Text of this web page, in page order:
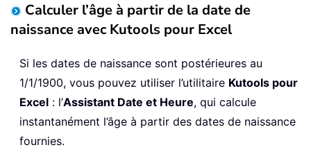
On Error Resume
Next
    I
= InStr(1, DateStr,
    D
= CLng(Mid(DateStr, I + 1
    Y
= CLng(Right (DateStr, Len(
If M < 1 Or M > 12 Or D <
        GetDate
=
False
Calculer l’âge à partir de la date de
naissance avec Kutools pour Excel
Si les dates de naissance sont postérieures au
1/1/1900, vous pouvez utiliser l’utilitaire Kutools pour
Excel : l’Assistant Date et Heure, qui calcule
instantanément l’âge à partir des dates de naissance
fournies.